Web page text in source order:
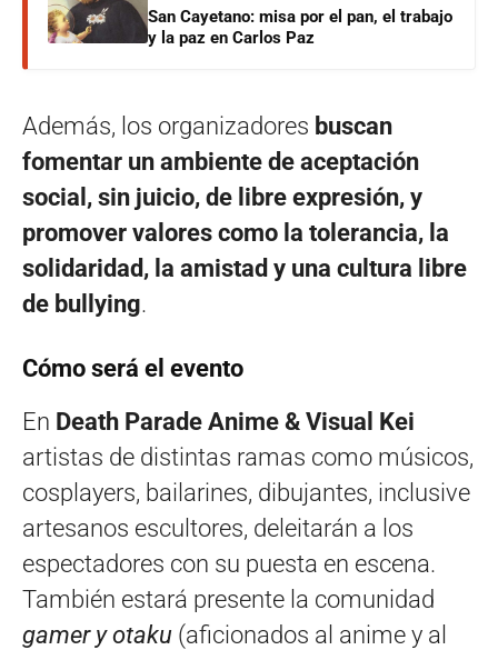
San Cayetano: misa por el pan, el trabajo
y la paz en Carlos Paz
Además, los organizadores buscan
fomentar un ambiente de aceptación
social, sin juicio, de libre expresión, y
promover valores como la tolerancia, la
solidaridad, la amistad y una cultura libre
de bullying.
Cómo será el evento
En Death Parade Anime & Visual Kei
artistas de distintas ramas como músicos,
cosplayers, bailarines, dibujantes, inclusive
artesanos escultores, deleitarán a los
espectadores con su puesta en escena.
También estará presente la comunidad
gamer y otaku (aficionados al anime y al